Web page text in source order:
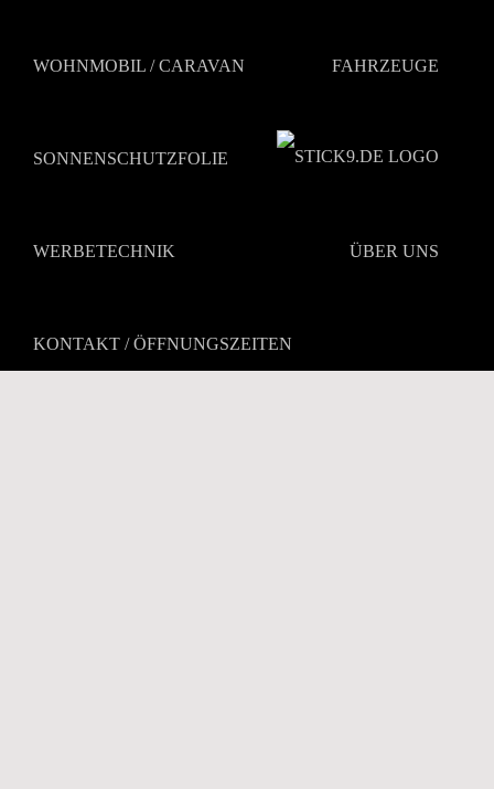
springenWOHNMOBIL / CARAVAN FAHRZEUGE
SONNENSCHUTZFOLIE
WERBETECHNIK ÜBER UNS
KONTAKT / ÖFFNUNGSZEITEN